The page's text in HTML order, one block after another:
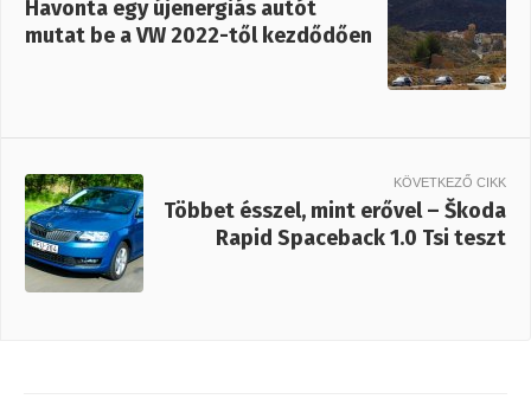
Havonta egy újenergiás autót
mutat be a VW 2022-től kezdődően
KÖVETKEZŐ CIKK
Többet ésszel, mint erővel – Škoda
Rapid Spaceback 1.0 Tsi teszt